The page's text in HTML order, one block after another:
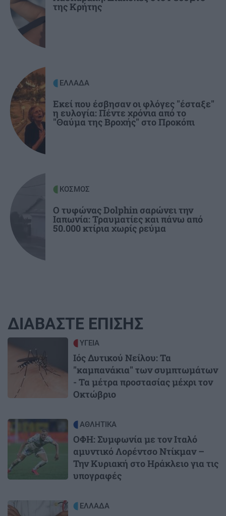
Κρήτη - Θερινές εκπτώσεις: Με "αιμοδότες"
γάμους και βαπτίσεις κινείται η αγορά
Στο Ρέθυμνο για διακοπές ο ηθοποιός
Αναστάσης Ροϊλός
17:56
ΚΡΗΤΗ
Ηράκλειο: Επιχείρηση της Πυροσβεστικής για
τη διάσωση τραυματισμένου περιπατητή
της Κρήτης
ΕΛΛΑΔΑ
Εκεί που έσβησαν οι φλόγες "έσταξε"
η ευλογία: Πέντε χρόνια από το
"Θαύμα της Βροχής" στο Προκόπι
ΚΟΣΜΟΣ
Ο τυφώνας Dolphin σαρώνει την
Ιαπωνία: Τραυματίες και πάνω από
50.000 κτίρια χωρίς ρεύμα
ΔΙΑΒΑΣΤΕ ΕΠΙΣΗΣ
ΥΓΕΙΑ
Ιός Δυτικού Νείλου: Τα
"καμπανάκια" των συμπτωμάτων
- Τα μέτρα προστασίας μέχρι τον
Οκτώβριο
Image ΑΘΛΗΤΙΚΑ
ΟΦΗ: Συμφωνία με τον Ιταλό
αμυντικό Λορέντσο Ντίκμαν –
Την Κυριακή στο Ηράκλειο για τις
υπογραφές
Image ΕΛΛΑΔΑ